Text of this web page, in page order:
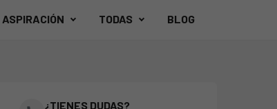
ASPIRACIÓN TODAS BLOG
¿TIENES DUDAS?